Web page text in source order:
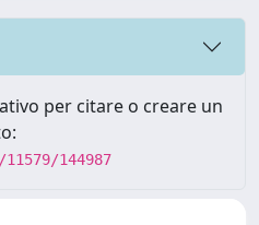
per citare o creare un
144987